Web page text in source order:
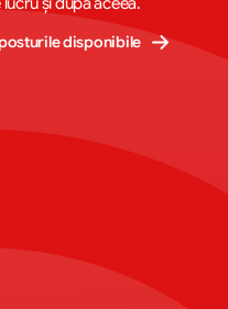
disponibile